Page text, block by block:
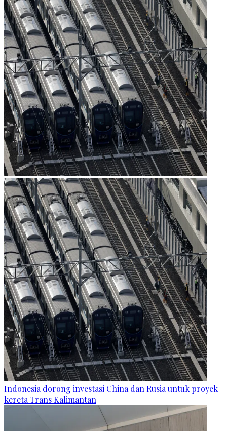
Indonesia dorong investasi China dan Rusia untuk proyek
kereta Trans Kalimantan